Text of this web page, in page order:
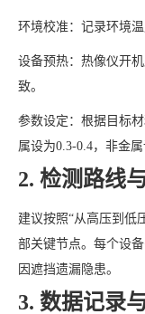
环境校准：记录环境
设备预热：热像仪开
致。
参数设定：根据目标
属设为0.3-0.4，非金属
2. 检测路线
建议按照“从高压到低
部关键节点。每个设
因遮挡遗漏隐患。
3. 数据记录